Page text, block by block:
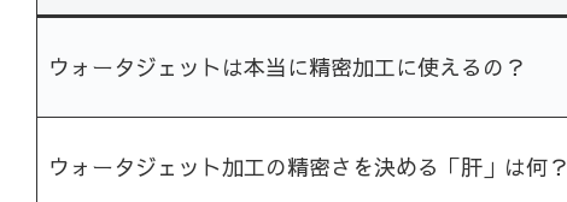
ウォータジェットは本当に精密加工に使えるの？
ウォータジェット加工の精密さを決める「肝」は何？